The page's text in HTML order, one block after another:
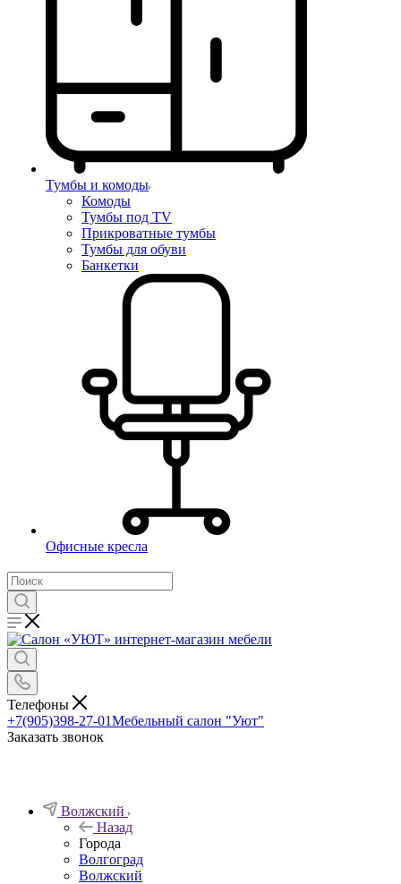
Тумбы и комоды
Комоды
Тумбы под TV
Прикроватные тумбы
Тумбы для обуви
Банкетки
Офисные кресла
Телефоны
+7(905)398-27-01Мебельный салон "Уют"
Заказать звонок
Волжский
Назад
Города
Волгоград
Волжский